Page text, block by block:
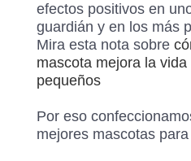
efectos positivos en
guardián y en los más
Mira esta nota sobre
mascota mejora la
pequeños
Por eso
mejores mascotas